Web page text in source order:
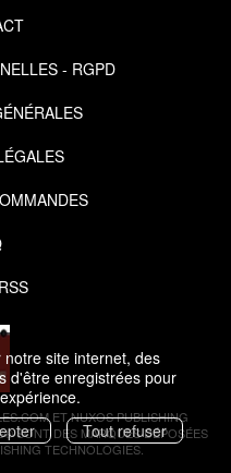
site internet, des
d'être enregistrées pour
Tout refuser
- RGPD
ET NUXOS PUBLISHING
SONT DES MARQUES DÉPOSÉES
TECHNOLOGIES.